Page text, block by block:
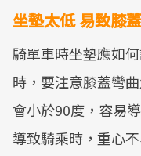
坐墊太低 易致膝
騎單車時坐墊應如
時，要注意膝蓋彎
會小於90度，容易
導致騎乘時，重心